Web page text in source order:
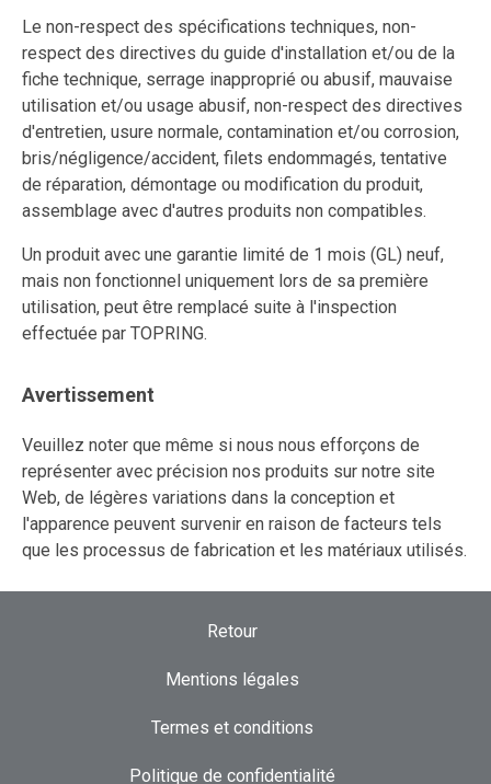
Le non-respect des spécifications techniques, non-
respect des directives du guide d'installation et/ou de la
fiche technique, serrage inapproprié ou abusif, mauvaise
utilisation et/ou usage abusif, non-respect des directives
d'entretien, usure normale, contamination et/ou corrosion,
bris/négligence/accident, filets endommagés, tentative
de réparation, démontage ou modification du produit,
assemblage avec d'autres produits non compatibles.
Un produit avec une garantie limité de 1 mois (GL) neuf,
mais non fonctionnel uniquement lors de sa première
utilisation, peut être remplacé suite à l'inspection
effectuée par TOPRING.
Avertissement
Veuillez noter que même si nous nous efforçons de
représenter avec précision nos produits sur notre site
Web, de légères variations dans la conception et
l'apparence peuvent survenir en raison de facteurs tels
que les processus de fabrication et les matériaux utilisés.
Retour
Mentions légales
Termes et conditions
Politique de confidentialité